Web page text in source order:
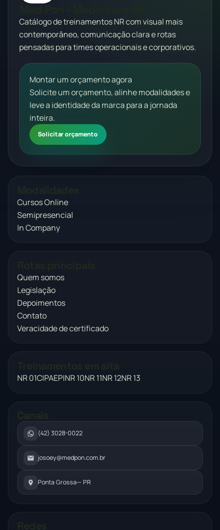
Catálogo de treinamentos NR com visual mais
contemporâneo, comunicação clara e rotas
pensadas para times operacionais e corporativos.
Montar um orçamento agora
Solicite um orçamento, alinhe modalidades e
leve a identidade da marca para a jornada
inteira.
Solicitar orçamento
Cursos Online
Semipresencial
In Company
Quem somos
Legislação
Depoimentos
Contato
Veracidade de certificado
NR 01CIPAEPINR 10NR 11NR 12NR 13
(42) 3028-0022
josoey@medpon.com.br
Ponta Grossa— PR